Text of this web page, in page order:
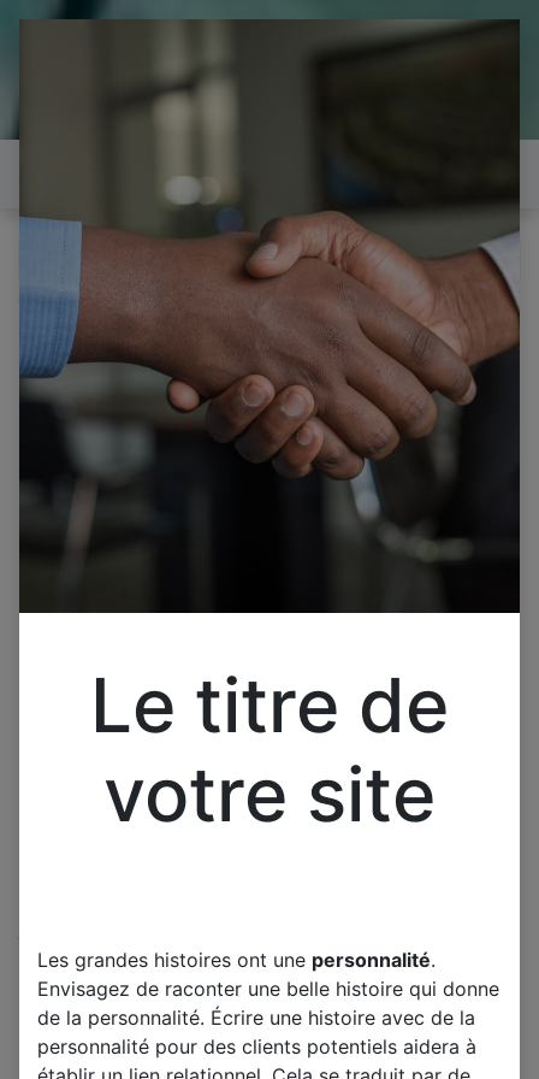
il est temps de
réparer...Electronique 66 est
heureux de vous aider
Tous les produits
SAMSUNG PS-42C96HD CARTE Y Y-MAIN LJ41-
04211A
SAMSUNG PS-42C96HD
CARTE Y Y-MAIN LJ41-
04211A
Le titre de
votre site
Les grandes histoires ont une personnalité.
Envisagez de raconter une belle histoire qui donne
de la personnalité. Écrire une histoire avec de la
personnalité pour des clients potentiels aidera à